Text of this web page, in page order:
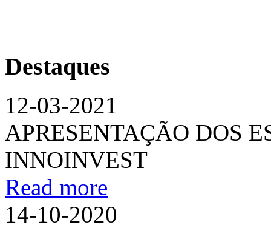
Destaques
12-03-2021
APRESENTAÇÃO DOS
INNOINVEST
Read more
14-10-2020